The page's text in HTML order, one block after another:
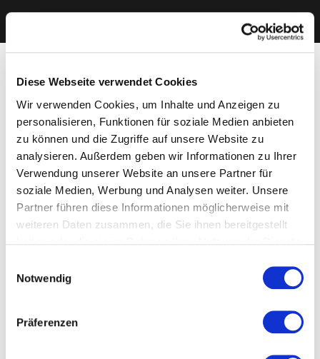
Diese Webseite verwendet Cookies
Wir verwenden Cookies, um Inhalte und Anzeigen zu
personalisieren, Funktionen für soziale Medien anbieten
zu können und die Zugriffe auf unsere Website zu
analysieren. Außerdem geben wir Informationen zu Ihrer
Verwendung unserer Website an unsere Partner für
soziale Medien, Werbung und Analysen weiter. Unsere
Partner führen diese Informationen möglicherweise mit
weiteren Daten zusammen, die Sie ihnen bereitgestellt
Cookies, wenn Sie unsere Webseite weiterhin nutzen.
Notwendig
Präferenzen